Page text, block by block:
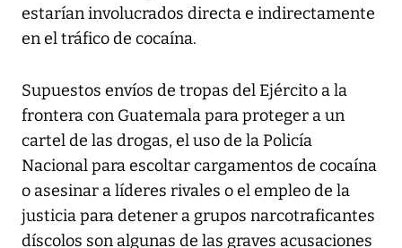
estarían involucrados directa e indirectamente
en el tráfico de cocaína.
Supuestos envíos de tropas del Ejército a la
frontera con Guatemala para proteger a un
cartel de las drogas, el uso de la Policía
Nacional para escoltar cargamentos de cocaína
o asesinar a líderes rivales o el empleo de la
justicia para detener a grupos narcotraficantes
díscolos son algunas de las graves acusaciones